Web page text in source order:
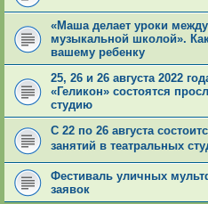
«Маша делает уроки
музыкальной школой».
вашему ребенку
25, 26 и 26 августа 2022
«Геликон» состоятся
студию
С 22 по 26 августа
занятий в театральных
Фестиваль уличных
заявок